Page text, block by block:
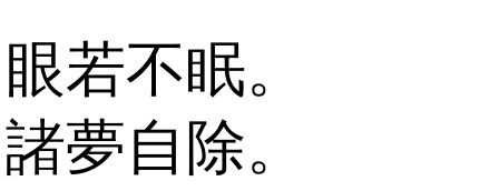
眼若不眠。
諸夢自除。